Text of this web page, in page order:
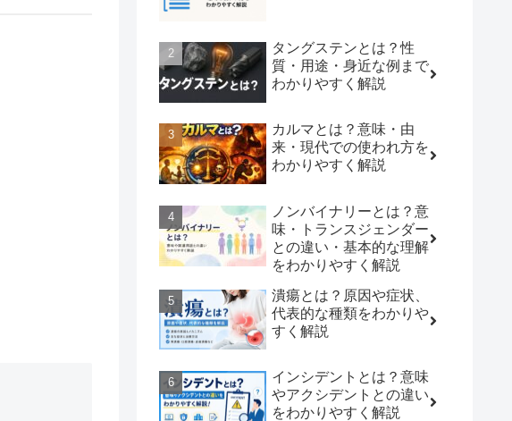
タングステンとは？性
質・用途・身近な例まで
わかりやすく解説
カルマとは？意味・由
来・現代での使われ方を
わかりやすく解説
ノンバイナリーとは？意
味・トランスジェンダー
との違い・基本的な理解
をわかりやすく解説
潰瘍とは？原因や症状、
代表的な種類をわかりや
すく解説
インシデントとは？意味
やアクシデントとの違い
をわかりやすく解説